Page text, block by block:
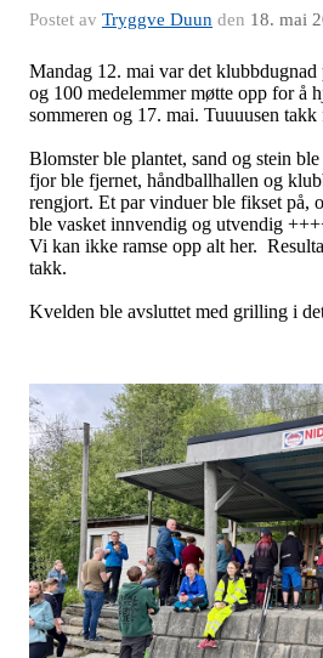
Postet av Tryggve Duun den 18. mai
Mandag 12. mai var det
og 100 medelemmer møtte opp for å
sommeren og 17. mai. Tuuuusen takk
Blomster ble plantet, sand og stein
fjor ble fjernet, håndballhallen og
rengjort. Et par vinduer ble fikset på,
ble vasket innvendig og utvendig
Vi kan ikke ramse opp alt her.
takk.
Kvelden ble avsluttet med grilling i